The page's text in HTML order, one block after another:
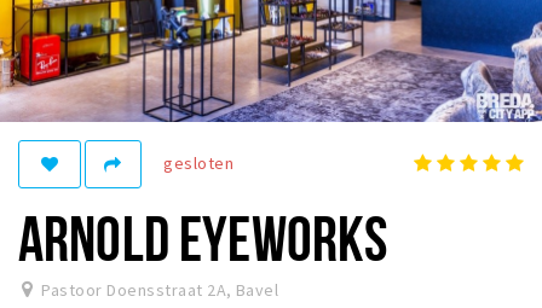
Slapen
Recreatief
Winkels
Winkelgebieden
Bezienswaardigheden
gesloten
ARNOLD EYEWORKS
Pastoor Doensstraat 2A, Bavel